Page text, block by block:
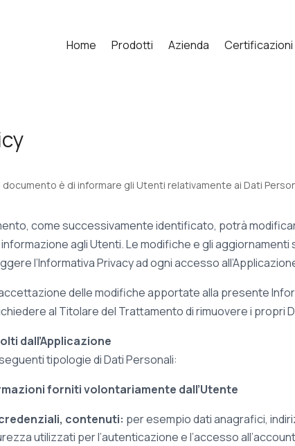
Home Prodotti Azienda Certificazioni
è di informare gli Utenti relativamente ai Dati
come successivamente identificato, potrà
agli Utenti. Le modifiche e gli
l’Informativa Privacy ad ogni accesso
delle modifiche apportate alla presente
al Titolare del Trattamento di rimuovere i propri
dall’Applicazione
tipologie di Dati Personali:
forniti volontariamente dall’Utente
contenuti: per esempio dati anagrafici,
utilizzati per l’autenticazione e l’accesso